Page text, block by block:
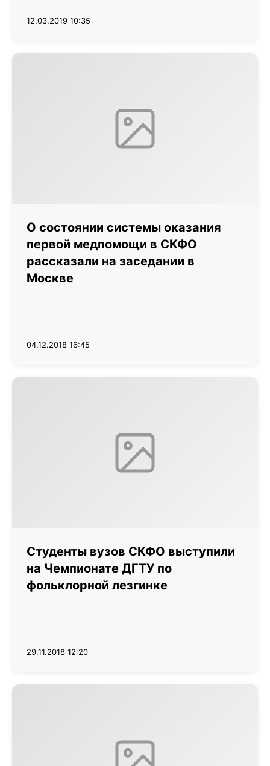
12.03.2019 10:35
О состоянии системы оказания
первой медпомощи в СКФО
рассказали на заседании в
Москве
04.12.2018 16:45
Студенты вузов СКФО выступили
на Чемпионате ДГТУ по
фольклорной лезгинке
29.11.2018 12:20